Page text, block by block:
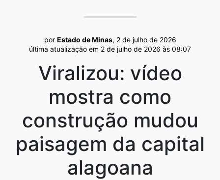
por Estado de Minas, 2 de julho de 2026
última atualização em 2 de julho de 2026 às 08:07
Viralizou: vídeo
mostra como
construção mudou
paisagem da capital
alagoana